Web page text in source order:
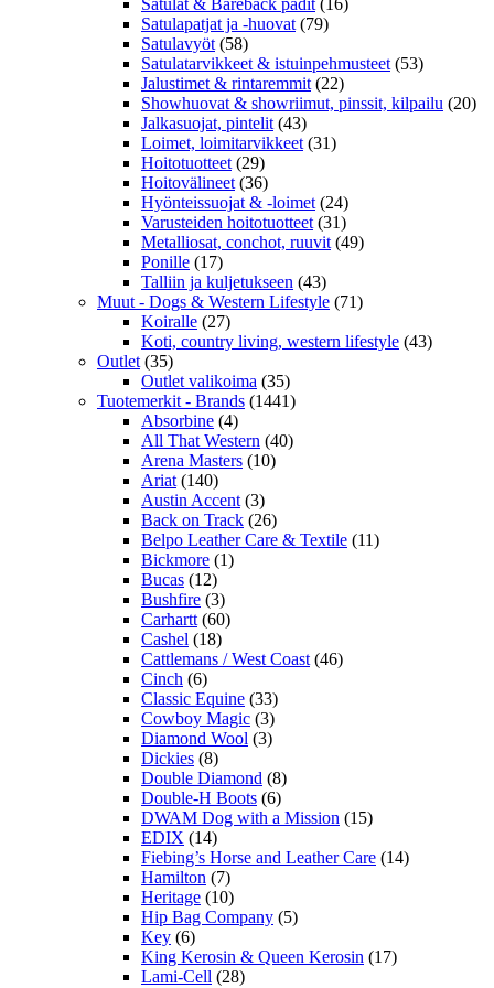
Satulat & Bareback padit (16)
Satulapatjat ja -huovat (79)
Satulavyöt (58)
Satulatarvikkeet & istuinpehmusteet (53)
Jalustimet & rintaremmit (22)
Showhuovat & showriimut, pinssit, kilpailu (20)
Jalkasuojat, pintelit (43)
Loimet, loimitarvikkeet (31)
Hoitotuotteet (29)
Hoitovälineet (36)
Hyönteissuojat & -loimet (24)
Varusteiden hoitotuotteet (31)
Metalliosat, conchot, ruuvit (49)
Ponille (17)
Talliin ja kuljetukseen (43)
Muut - Dogs & Western Lifestyle (71)
Koiralle (27)
Koti, country living, western lifestyle (43)
Outlet (35)
Outlet valikoima (35)
Tuotemerkit - Brands (1441)
Absorbine (4)
All That Western (40)
Arena Masters (10)
Ariat (140)
Austin Accent (3)
Back on Track (26)
Belpo Leather Care & Textile (11)
Bickmore (1)
Bucas (12)
Bushfire (3)
Carhartt (60)
Cashel (18)
Cattlemans / West Coast (46)
Cinch (6)
Classic Equine (33)
Cowboy Magic (3)
Diamond Wool (3)
Dickies (8)
Double Diamond (8)
Double-H Boots (6)
DWAM Dog with a Mission (15)
EDIX (14)
Fiebing’s Horse and Leather Care (14)
Hamilton (7)
Heritage (10)
Hip Bag Company (5)
Key (6)
King Kerosin & Queen Kerosin (17)
Lami-Cell (28)